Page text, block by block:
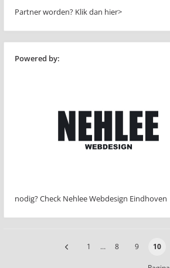
Partner worden? Klik dan hier>
Powered by:
nodig? Check Nehlee Webdesign Eindhoven
1 … 8 9 10